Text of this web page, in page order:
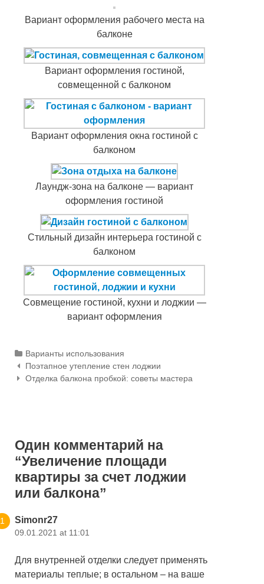
Вариант оформления рабочего места на
балконе
Вариант оформления гостиной,
совмещенной с балконом
Вариант оформления окна гостиной с
балконом
Лаундж-зона на балконе — вариант
оформления гостиной
Стильный дизайн интерьера гостиной с
балконом
Совмещение гостиной, кухни и лоджии —
вариант оформления
Categories
Варианты использования
Навигация по статьям
Поэтапное утепление стен лоджии
Отделка балкона пробкой: советы мастера
Один комментарий на
“Увеличение площади
квартиры за счет лоджии
или балкона”
Simonr27
09.01.2021 at 11:01
Для внутренней отделки следует применять
материалы теплые; в остальном – на ваше